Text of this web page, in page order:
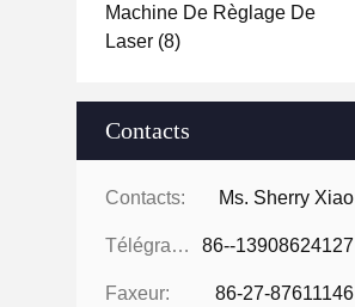
Machine De Règlage De
Laser (8)
Contacts
Contacts: Ms. Sherry Xiao
Télégramme: 86--13908624127
Faxeur: 86-27-87611146